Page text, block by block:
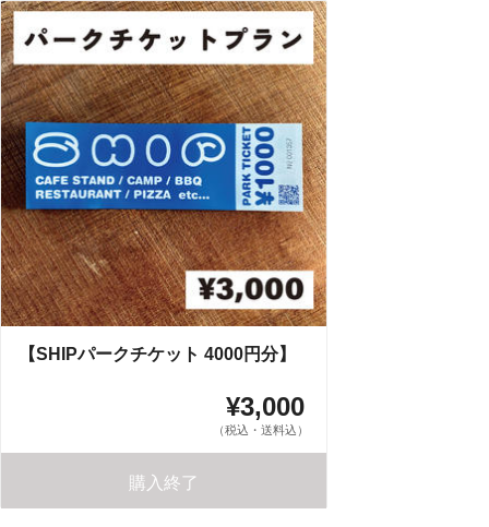
【SHIPパークチケット 4000円分】
¥3,000
（税込・送料込）
購入終了